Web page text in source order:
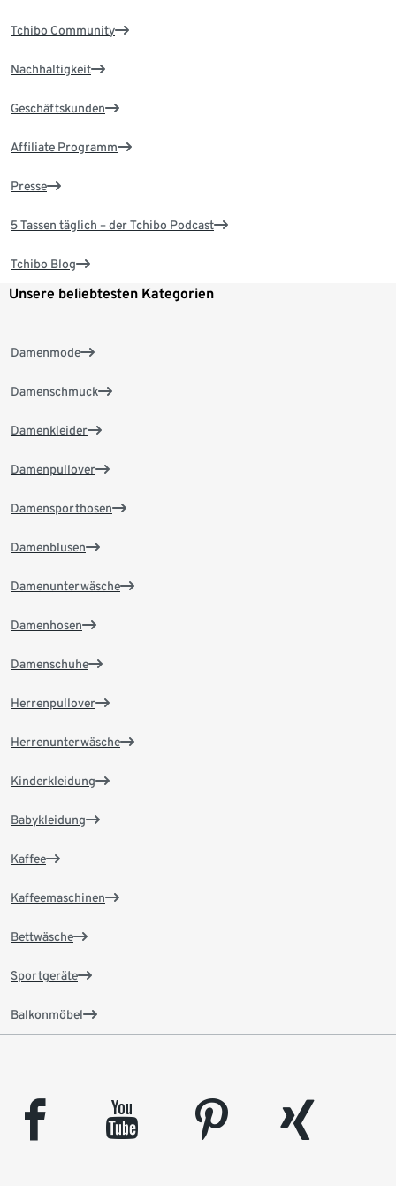
Tchibo Community
Nachhaltigkeit
Geschäftskunden
Affiliate Programm
Presse
5 Tassen täglich – der Tchibo Podcast
Tchibo Blog
Unsere beliebtesten Kategorien
Damenmode
Damenschmuck
Damenkleider
Damenpullover
Damensporthosen
Damenblusen
Damenunterwäsche
Damenhosen
Damenschuhe
Herrenpullover
Herrenunterwäsche
Kinderkleidung
Babykleidung
Kaffee
Kaffeemaschinen
Bettwäsche
Sportgeräte
Balkonmöbel
facebook youtube pinterest
xing